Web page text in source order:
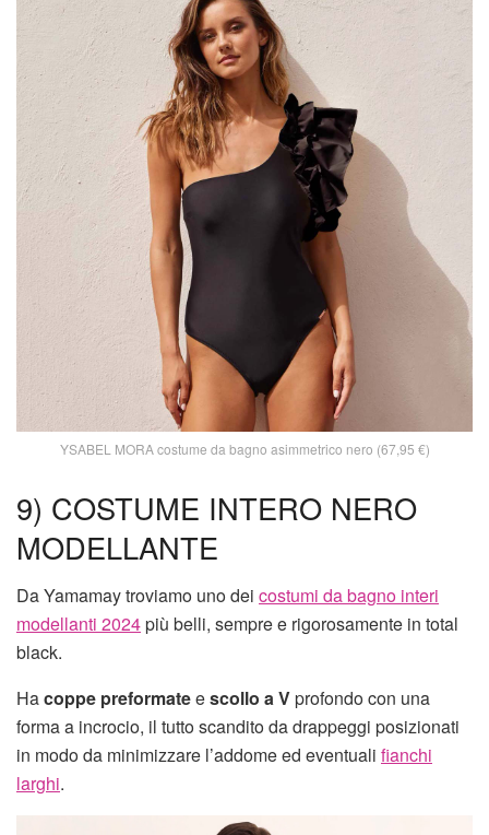
YSABEL MORA costume da bagno asimmetrico nero (67,95 €)
9) COSTUME INTERO NERO
MODELLANTE
Da Yamamay troviamo uno dei costumi da bagno interi
modellanti 2024più belli, sempre e rigorosamente in total
black.
Hacoppe preformateescollo a Vprofondo con una
forma a incrocio, il tutto scandito da drappeggi posizionati
in modo da minimizzare l’addome ed eventuali fianchi
larghi.